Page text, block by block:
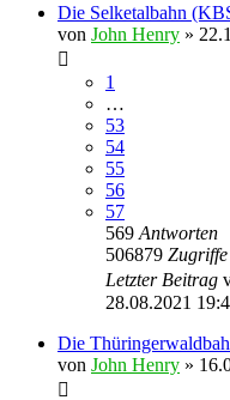
Die Selketalbahn
von John Henry »
1
…
53
54
55
56
57
569 Antworten
506879 Zugriffe
Letzter Beitrag
28.08.2021
Die
von John Henry »